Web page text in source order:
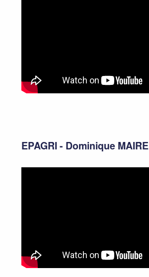
EPAGRI - Dominique MAIRE